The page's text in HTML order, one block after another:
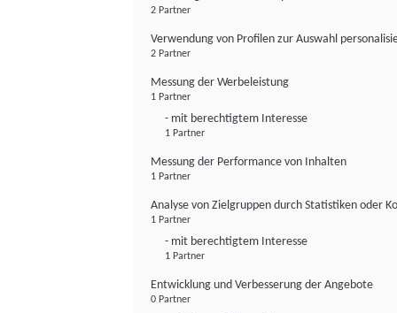
2 Partner
Verwendung von Profilen zur Auswahl
2 Partner
Messung der Werbeleistung
1 Partner
- mit berechtigtem Interesse
1 Partner
Messung der Performance von Inhalten
1 Partner
Analyse von Zielgruppen durch Statistiken oder
1 Partner
- mit berechtigtem Interesse
1 Partner
Entwicklung und Verbesserung der Angebote
0 Partner